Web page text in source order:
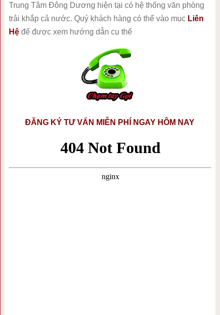
Trung Tâm Đông Dương hiện tại có hệ thống văn phòng
trải khắp cả nước. Quý khách hàng có thể vào mục Liên
Hệ để được xem hướng dẫn cụ thể
ĐĂNG KÝ TƯ VẤN MIỄN PHÍ NGAY HÔM NAY